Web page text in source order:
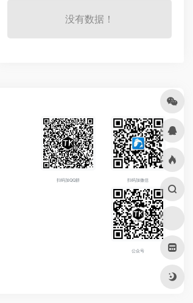
没有数据！
扫码加QQ群 扫码加微信
公众号